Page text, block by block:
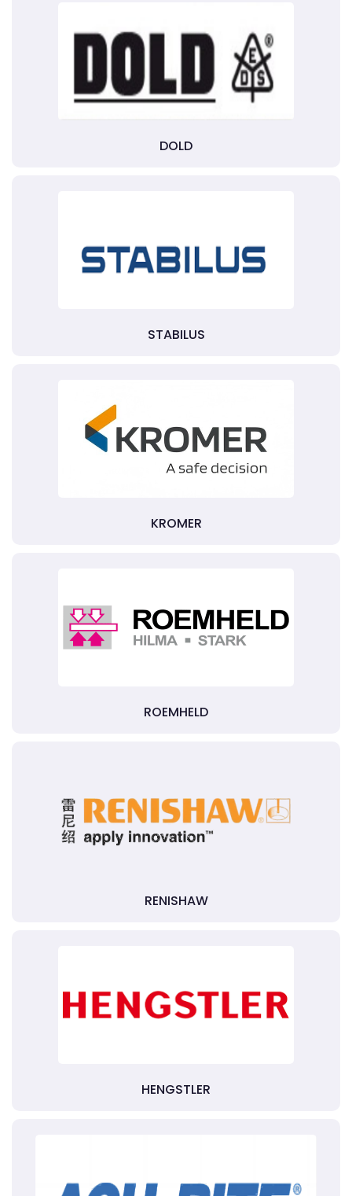
DOLD
STABILUS
KROMER
ROEMHELD
RENISHAW
HENGSTLER